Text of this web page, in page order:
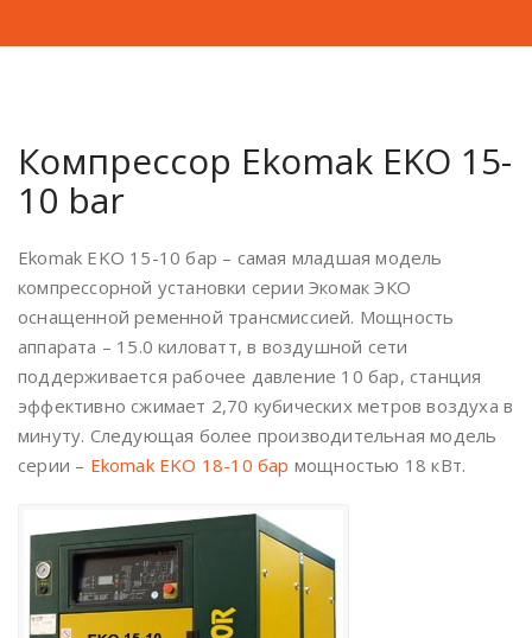
Компрессор Ekomak EKO 15-
10 bar
Ekomak EKO 15-10 бар – самая младшая модель
компрессорной установки серии Экомак ЭКО
оснащенной ременной трансмиссией. Мощность
аппарата – 15.0 киловатт, в воздушной сети
поддерживается рабочее давление 10 бар, станция
эффективно сжимает 2,70 кубических метров воздуха в
минуту. Следующая более производительная модель
серии – Ekomak EKO 18-10 бар мощностью 18 кВт.